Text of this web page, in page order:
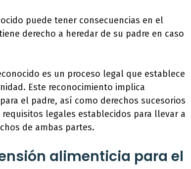
puede tener consecuencias en el
derecho a heredar de su padre en caso
es un proceso legal que establece
Este reconocimiento implica
el padre, así como derechos sucesorios
legales establecidos para llevar a
de ambas partes.
alimenticia para el